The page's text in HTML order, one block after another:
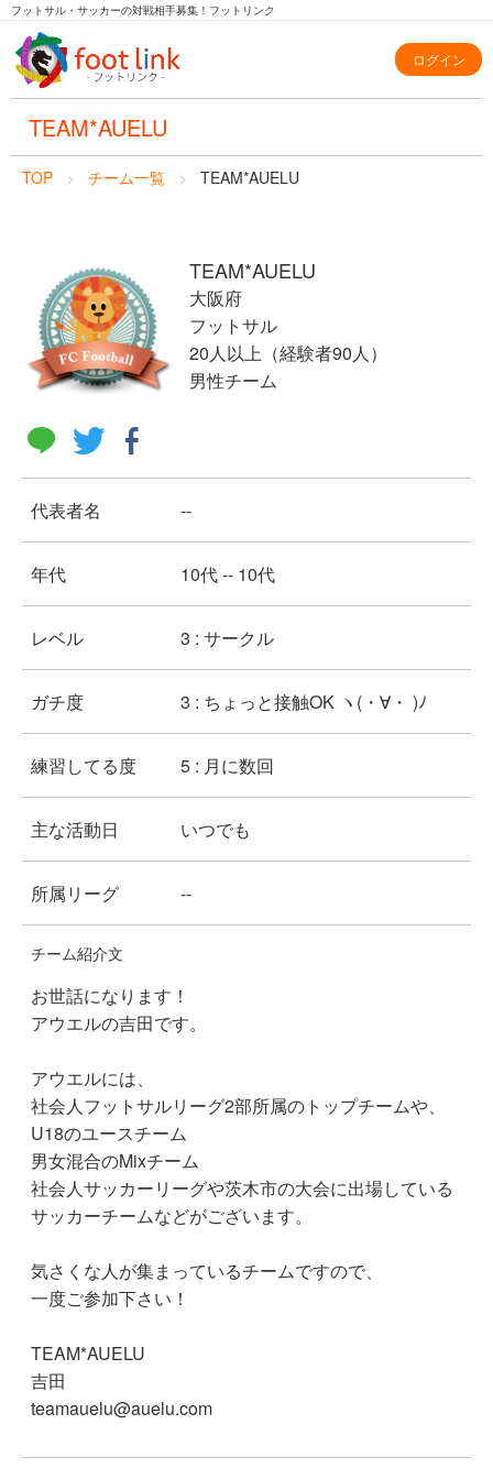
フットサル・サッカーの対戦相手募集！フットリンク
ログイン
TEAM*AUELU
TOP チーム一覧 TEAM*AUELU
TEAM*AUELU
大阪府
フットサル
20人以上（経験者90人）
男性チーム
代表者名 --
年代 10代 -- 10代
レベル 3 : サークル
ガチ度 3 : ちょっと接触OK ヽ(・∀・ )ﾉ
練習してる度 5 : 月に数回
主な活動日 いつでも
所属リーグ --
チーム紹介文
お世話になります！
アウエルの吉田です。
アウエルには、
社会人フットサルリーグ2部所属のトップチームや、
U18のユースチーム
男女混合のMixチーム
社会人サッカーリーグや茨木市の大会に出場している
サッカーチームなどがございます。
気さくな人が集まっているチームですので、
一度ご参加下さい！
TEAM*AUELU
吉田
teamauelu@auelu.com